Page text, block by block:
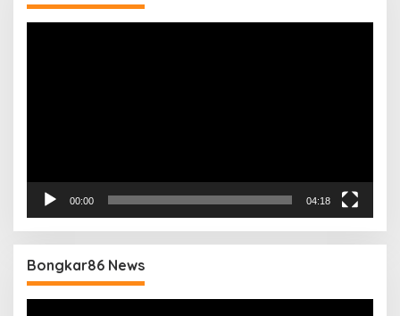
00:00 04:18
Bongkar86 News